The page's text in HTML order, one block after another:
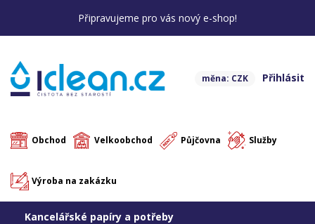
Připravujeme pro vás nový e-shop!
Přihlásit
měna: CZK
Obchod Velkoobchod Půjčovna Služby
Výroba na zakázku
Kancelářské papíry a potřeby